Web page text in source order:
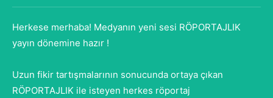
Herkese merhaba! Medyanın yeni sesi RÖPORTAJLIK
yayın dönemine hazır !
Uzun fikir tartışmalarının sonucunda ortaya çıkan
RÖPORTAJLIK ile isteyen herkes röportaj